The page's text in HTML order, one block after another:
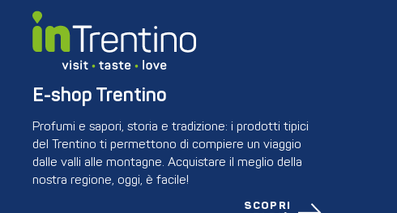
E-shop Trentino
Profumi e sapori, storia e tradizione: i prodotti tipici
del Trentino ti permettono di compiere un viaggio
dalle valli alle montagne. Acquistare il meglio della
nostra regione, oggi, è facile!
SCOPRI